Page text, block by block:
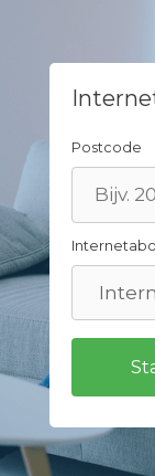
Postcode